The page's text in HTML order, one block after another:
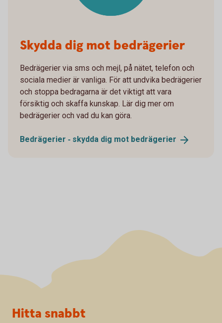
Skydda dig mot bedrägerier
Bedrägerier via sms och mejl, på nätet, telefon och
sociala medier är vanliga. För att undvika bedrägerier
och stoppa bedragarna är det viktigt att vara
försiktig och skaffa kunskap. Lär dig mer om
bedrägerier och vad du kan göra.
Bedrägerier ‐ skydda dig mot bedrägerier
Sidfot
Hitta snabbt